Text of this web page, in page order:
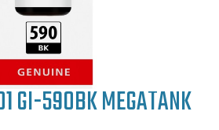
GI-590BK MEGATANK